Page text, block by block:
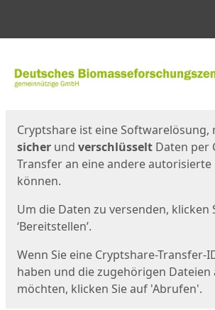
Cryptshare ist eine Softwarelösung,
sicher und verschlüsselt Daten per
Transfer an eine andere autorisierte
können.
Um die Daten zu versenden, klicken
‘Bereitstellen’.
Wenn Sie eine Cryptshare-Transfer-
haben und die zugehörigen Dateien
möchten, klicken Sie auf 'Abrufen'.